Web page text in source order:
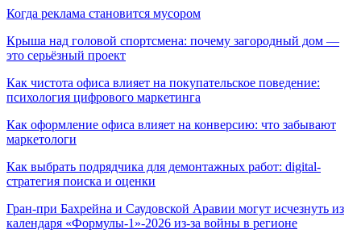
Когда реклама становится мусором
Крыша над головой спортсмена: почему загородный дом —
это серьёзный проект
Как чистота офиса влияет на покупательское поведение:
психология цифрового маркетинга
Как оформление офиса влияет на конверсию: что забывают
маркетологи
Как выбрать подрядчика для демонтажных работ: digital-
стратегия поиска и оценки
Гран-при Бахрейна и Саудовской Аравии могут исчезнуть из
календаря «Формулы-1»-2026 из-за войны в регионе